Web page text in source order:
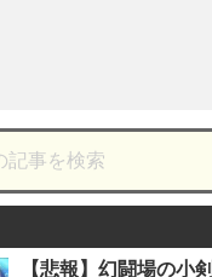
【悲報】幻闘場の小